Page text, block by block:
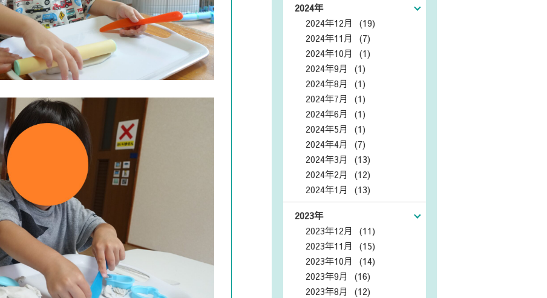
2024年
2024年12月 (19)
2024年11月 (7)
2024年10月 (1)
2024年9月 (1)
2024年8月 (1)
2024年7月 (1)
2024年6月 (1)
2024年5月 (1)
2024年4月 (7)
2024年3月 (13)
2024年2月 (12)
2024年1月 (13)
2023年
2023年12月 (11)
2023年11月 (15)
2023年10月 (14)
2023年9月 (16)
2023年8月 (12)